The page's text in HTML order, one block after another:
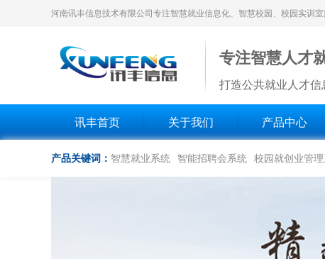
河南讯丰信息技术有限公司专注智慧就业信息化、智慧校园、校园实训
专注智慧人才
打造公共就业人才信
讯丰首页 关于我们 产品中心
产品关键词： 智慧就业系统 智能招聘会系统 校园就创业管